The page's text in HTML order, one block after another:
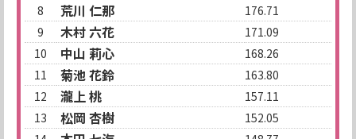
8
荒川 仁那
176.71
9
木村 六花
171.09
10
中山 莉心
168.26
11
菊池 花鈴
163.80
12
瀧上 桃
157.11
13
松岡 杏樹
152.05